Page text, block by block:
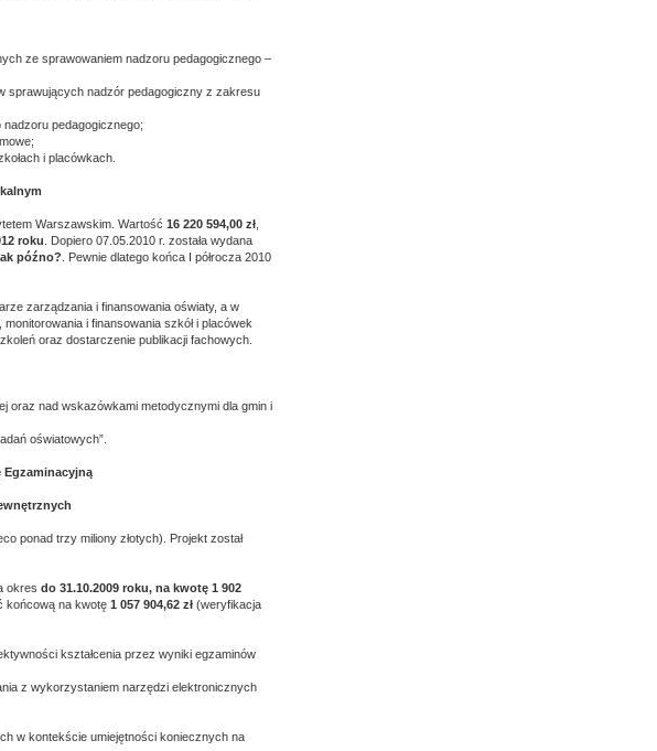
ze sprawowaniem nadzoru pedagogicznego –
sprawujących nadzór pedagogiczny z zakresu
pedagogicznego;
i placówkach.
Warszawskim. Wartość 16 220 594,00 zł
roku . Dopiero 07.05.2010 r. została wydana
późno? . Pewnie dlatego końca I półrocza 2010
zarządzania i finansowania oświaty, a w
i finansowania szkół i placówek
oraz dostarczenie publikacji fachowych.
oraz nad wskazówkami metodycznymi dla gmin i
oświatowych”.
Egzaminacyjną
ponad trzy miliony złotych). Projekt został
okres do 31.10.2009 roku, na kwotę 1 902
końcową na kwotę 1 057 904,62 zł (weryfikacja
kształcenia przez wyniki egzaminów
z wykorzystaniem narzędzi elektronicznych
w kontekście umiejętności koniecznych na